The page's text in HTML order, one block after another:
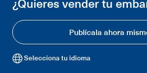
Publícala ahora
Selecciona tu idioma